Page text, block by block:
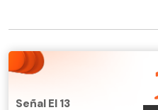
Señal El 13